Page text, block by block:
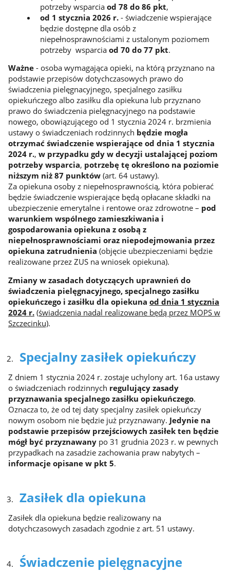
potrzeby wsparcia od 78 do 86 pkt,
od 1 stycznia 2026 r.- świadczenie wspierające
będzie dostępne dla osób z
niepełnosprawnościami z ustalonym poziomem
potrzeby wsparcia od 70 do 77 pkt.
Ważne- osoba wymagająca opieki, na którą przyznano na
podstawie przepisów dotychczasowych prawo do
świadczenia pielęgnacyjnego, specjalnego zasiłku
opiekuńczego albo zasiłku dla opiekuna lub przyznano
prawo do świadczenia pielęgnacyjnego na podstawie
nowego, obowiązującego od 1 stycznia 2024 r. brzmienia
ustawy o świadczeniach rodzinnych będzie mogła
otrzymać świadczenie wspierające od dnia 1 stycznia
2024 r., w przypadku gdy w decyzji ustalającej poziom
potrzeby wsparcia, potrzebę tę określono na poziomie
niższym niż 87 punktów(art. 64 ustawy).
Za opiekuna osoby z niepełnosprawnością, która pobierać
będzie świadczenie wspierające będą opłacane składki na
ubezpieczenie emerytalne i rentowe oraz zdrowotne – pod
warunkiem wspólnego zamieszkiwania i
gospodarowania opiekuna z osobą z
niepełnosprawnościami oraz niepodejmowania przez
opiekuna zatrudnienia (objęcie ubezpieczeniami będzie
realizowane przez ZUS na wniosek opiekuna).
Zmiany w zasadach dotyczących uprawnień do
świadczenia pielęgnacyjnego, specjalnego zasiłku
opiekuńczego i zasiłku dla opiekuna od dnia 1 stycznia
2024 r. (świadczenia nadal realizowane będą przez MOPS w
Szczecinku).
Specjalny zasiłek opiekuńczy
Z dniem 1 stycznia 2024 r. zostaje uchylony art. 16a ustawy
o świadczeniach rodzinnych regulujący zasady
przyznawania specjalnego zasiłku opiekuńczego.
Oznacza to, że od tej daty specjalny zasiłek opiekuńczy
nowym osobom nie będzie już przyznawany. Jedynie na
podstawie przepisów przejściowych zasiłek ten będzie
mógł być przyznawanypo 31 grudnia 2023 r. w pewnych
przypadkach na zasadzie zachowania praw nabytych –
informacje opisane w pkt 5.
Zasiłek dla opiekuna
Zasiłek dla opiekuna będzie realizowany na
dotychczasowych zasadach zgodnie z art. 51 ustawy.
Świadczenie pielęgnacyjne